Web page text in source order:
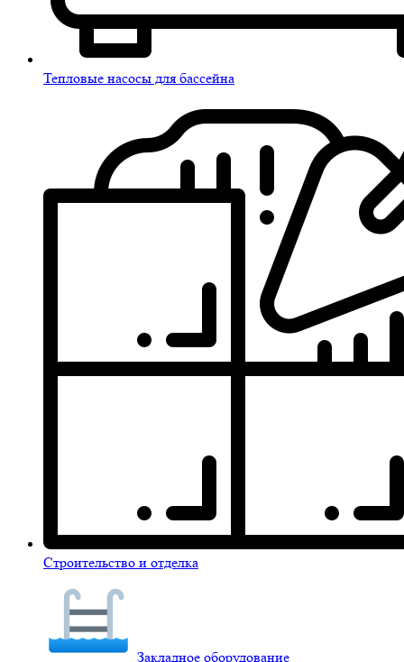
Тепловые насосы для бассейна
Строительство и отделка
Закладное оборудование